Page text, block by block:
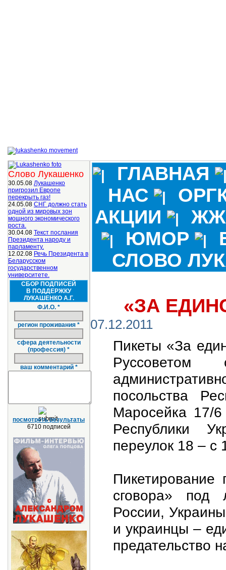
Слово Лукашенко
30.05.08 Лукашенко
пригрозил Европе
перекрыть газ!
24.05.08 СНГ должно стать
одной из мировых зон
мощного экономического
роста.
30.04.08 Текст послания
Президента народу и
парламенту.
12.02.08 Речь Президента в
Беларусском
государственном
университете.
СБОР ПОДПИСЕЙ
В ПОДДЕРЖКУ
ЛУКАШЕНКО А.Г.
Ф.И.О. *
регион проживания *
сфера деятельности
(профессия) *
ваш комментарий *
посмотреть результаты
6710 подписей
ГЛАВНАЯ
НАС
АКЦИИ
ЖЖ
ЮМОР
СЛОВО
«ЗА
07.12.2011
Пикеты «За
Руссоветом
посольства
Маросейка 17/
Республики
переулок 18 – с
Пикетирование
сговора» под
России,
и украинцы –
предательство